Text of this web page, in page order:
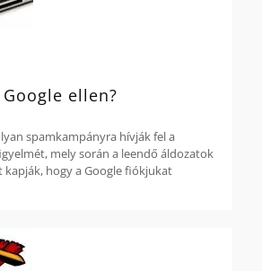
ellen?
spamkampányra hívják fel a
mely során a leendő áldozatok
kapják, hogy a Google fiókjukat